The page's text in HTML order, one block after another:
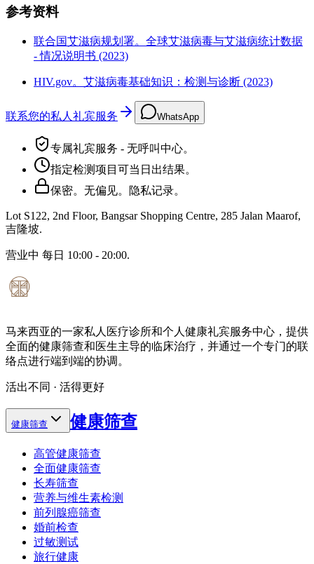
参考资料
联合国艾滋病规划署。全球艾滋病毒与艾滋病统计数据
- 情况说明书 (2023)
HIV.gov。艾滋病毒基础知识：检测与诊断 (2023)
联系您的私人礼宾服务 WhatsApp
专属礼宾服务 - 无呼叫中心。
指定检测项目可当日出结果。
保密。无偏见。隐私记录。
Lot S122, 2nd Floor, Bangsar Shopping Centre, 285 Jalan Maarof,
吉隆坡.
营业中 每日 10:00 - 20:00.
马来西亚的一家私人医疗诊所和个人健康礼宾服务中心，提供
全面的健康筛查和医生主导的临床治疗，并通过一个专门的联
络点进行端到端的协调。
活出不同 · 活得更好
健康筛查 健康筛查
高管健康筛查
全面健康筛查
长寿筛查
营养与维生素检测
前列腺癌筛查
婚前检查
过敏测试
旅行健康